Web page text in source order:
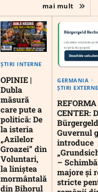
mai mult
ȘTIRI INTERNE
OPINIE |
Dubla
măsură
care pute a
politică: De
la isteria
„Azilelor
Groazei” din
Voluntari,
la liniștea
mormântală
din Bihorul
GERMANIA
ȘTIRI EXTERNE
CENTER:
Guvernul
introduce
–
majore și
stricte